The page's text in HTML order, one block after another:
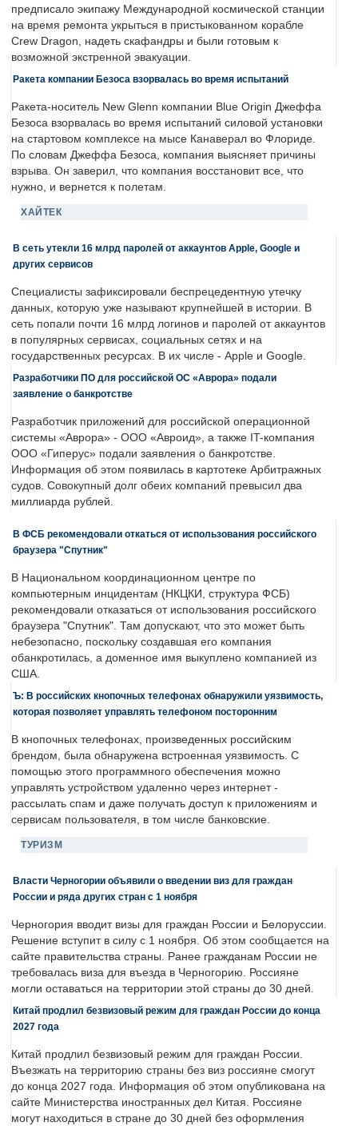
предписало экипажу Международной космической станции
на время ремонта укрыться в пристыкованном корабле
Crew Dragon, надеть скафандры и были готовым к
возможной экстренной эвакуации.
Ракета компании Безоса взорвалась во время испытаний
Ракета-носитель New Glenn компании Blue Origin Джеффа
Безоса взорвалась во время испытаний силовой установки
на стартовом комплексе на мысе Канаверал во Флориде.
По словам Джеффа Безоса, компания выясняет причины
взрыва. Он заверил, что компания восстановит все, что
нужно, и вернется к полетам.
ХАЙТЕК
В сеть утекли 16 млрд паролей от аккаунтов Apple, Google и
других сервисов
Специалисты зафиксировали беспрецедентную утечку
данных, которую уже называют крупнейшей в истории. В
сеть попали почти 16 млрд логинов и паролей от аккаунтов
в популярных сервисах, социальных сетях и на
государственных ресурсах. В их числе - Apple и Google.
Разработчики ПО для российской ОС «Аврора» подали
заявление о банкротстве
Разработчик приложений для российской операционной
системы «Аврора» - ООО «Авроид», а также IT-компания
ООО «Гиперус» подали заявления о банкротстве.
Информация об этом появилась в картотеке Арбитражных
судов. Совокупный долг обеих компаний превысил два
миллиарда рублей.
В ФСБ рекомендовали откаться от использования российского
браузера "Спутник"
В Национальном координационном центре по
компьютерным инцидентам (НКЦКИ, структура ФСБ)
рекомендовали отказаться от использования российского
браузера "Спутник". Там допускают, что это может быть
небезопасно, поскольку создавшая его компания
обанкротилась, а доменное имя выкуплено компанией из
США.
Ъ: В российских кнопочных телефонах обнаружили уязвимость,
которая позволяет управлять телефоном посторонним
В кнопочных телефонах, произведенных российским
брендом, была обнаружена встроенная уязвимость. С
помощью этого программного обеспечения можно
управлять устройством удаленно через интернет -
рассылать спам и даже получать доступ к приложениям и
сервисам пользователя, в том числе банковские.
ТУРИЗМ
Власти Черногории объявили о введении виз для граждан
России и ряда других стран с 1 ноября
Черногория вводит визы для граждан России и Белоруссии.
Решение вступит в силу с 1 ноября. Об этом сообщается на
сайте правительства страны. Ранее гражданам России не
требовалась виза для въезда в Черногорию. Россияне
могли оставаться на территории этой страны до 30 дней.
Китай продлил безвизовый режим для граждан России до конца
2027 года
Китай продлил безвизовый режим для граждан России.
Въезжать на территорию страны без виз россияне смогут
до конца 2027 года. Информация об этом опубликована на
сайте Министерства иностранных дел Китая. Россияне
могут находиться в стране до 30 дней без оформления